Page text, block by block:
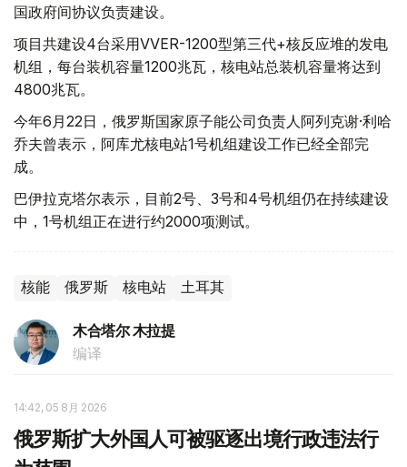
国政府间协议负责建设。
项目共建设4台采用VVER-1200型第三代+核反应堆的发电
机组，每台装机容量1200兆瓦，核电站总装机容量将达到
4800兆瓦。
今年6月22日，俄罗斯国家原子能公司负责人阿列克谢·利哈
乔夫曾表示，阿库尤核电站1号机组建设工作已经全部完
成。
巴伊拉克塔尔表示，目前2号、3号和4号机组仍在持续建设
中，1号机组正在进行约2000项测试。
核能 俄罗斯 核电站 土耳其
木合塔尔 木拉提
编译
14:42, 05 8月 2026
俄罗斯扩大外国人可被驱逐出境行政违法行